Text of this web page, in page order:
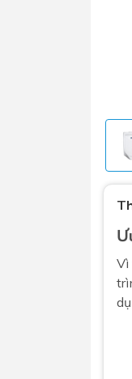
Phụ
Nắp
Nắp
Vì